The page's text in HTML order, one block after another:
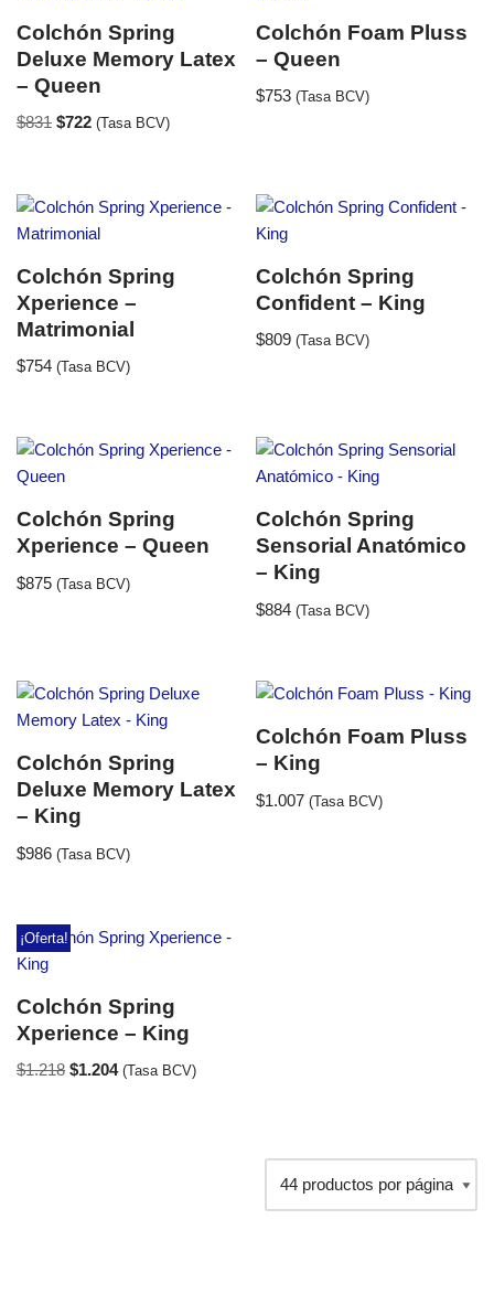
Colchón Spring
Deluxe Memory Latex
– Queen
$831 $722 (Tasa BCV)
Colchón Foam Pluss
– Queen
$753 (Tasa BCV)
Colchón Spring
Xperience –
Matrimonial
$754 (Tasa BCV)
Colchón Spring
Confident – King
$809 (Tasa BCV)
Colchón Spring
Xperience – Queen
$875 (Tasa BCV)
Colchón Spring
Sensorial Anatómico
– King
$884 (Tasa BCV)
Colchón Spring
Deluxe Memory Latex
– King
$986 (Tasa BCV)
Colchón Foam Pluss
– King
$1.007 (Tasa BCV)
¡Oferta!
Colchón Spring
Xperience – King
$1.218 $1.204 (Tasa BCV)